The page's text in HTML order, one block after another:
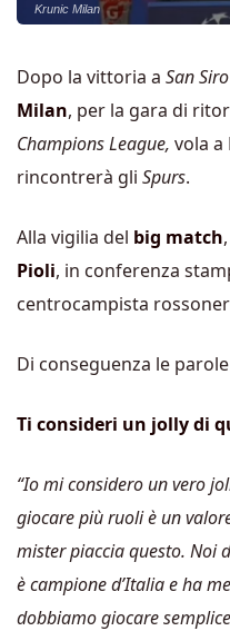
Krunic Milan
Dopo la vittoria a San Siro
Milan, per la gara di
Champions League, vola a
rincontrerà gli Spurs.
Alla vigilia del big match
Pioli, in conferenza
centrocampista
Di conseguenza le
Ti consideri un jolly di
“Io mi considero un vero
giocare più ruoli è un
mister piaccia questo. Noi
è campione d’Italia e ha
dobbiamo giocare